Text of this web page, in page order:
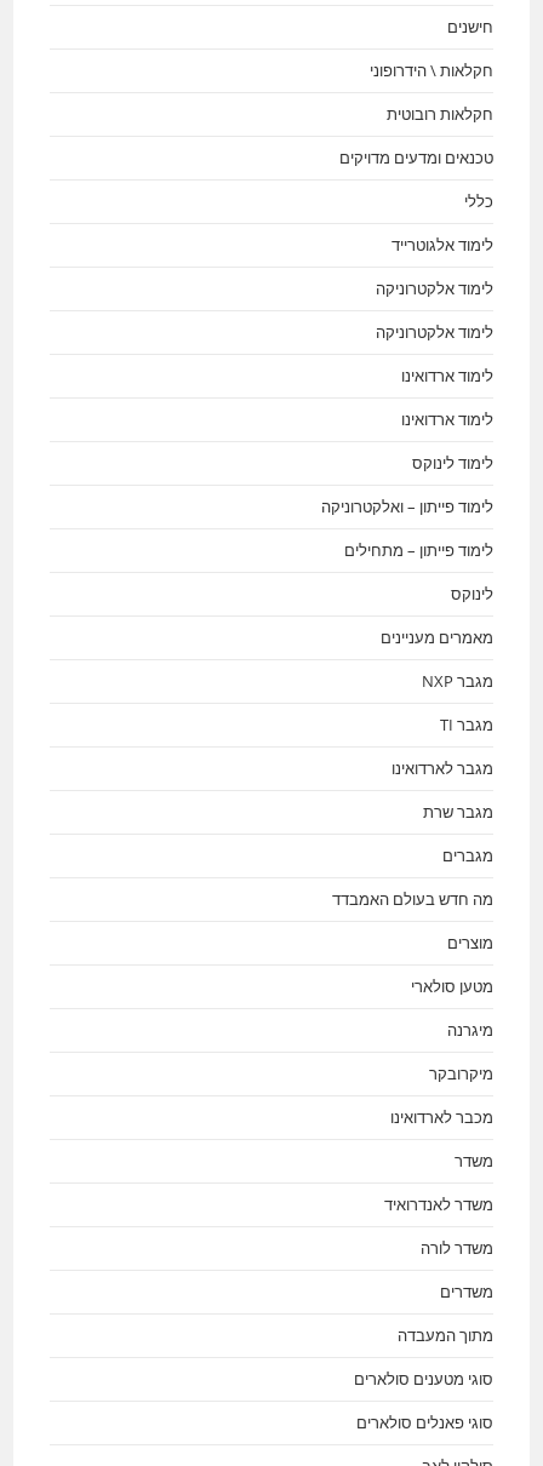
חישנים
חקלאות \ הידרופוני
חקלאות רובוטית
טכנאים ומדעים מדויקים
כללי
לימוד אלגוטרייד
לימוד אלקטרוניקה
לימוד אלקטרוניקה
לימוד ארדואינו
לימוד ארדואינו
לימוד לינוקס
לימוד פייתון – ואלקטרוניקה
לימוד פייתון – מתחילים
לינוקס
מאמרים מעניינים
מגבר NXP
מגבר TI
מגבר לארדואינו
מגבר שרת
מגברים
מה חדש בעולם האמבדד
מוצרים
מטען סולארי
מיגרנה
מיקרובקר
מכבר לארדואינו
משדר
משדר לאנדרואיד
משדר לורה
משדרים
מתוך המעבדה
סוגי מטענים סולארים
סוגי פאנלים סולארים